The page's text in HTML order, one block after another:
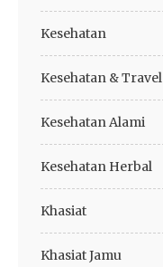
Kesehatan
Kesehatan & Travel
Kesehatan Alami
Kesehatan Herbal
Khasiat
Khasiat Jamu